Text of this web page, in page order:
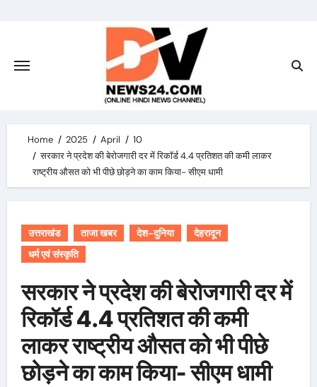
Home 2025 April
10
सरकार ने प्रदेश की बेरोजगारी दर में रिकॉर्ड 4.4 प्रतिशत की कमी लाकर
राष्ट्रीय औसत को भी पीछे छोड़ने का काम किया- सीएम धामी
उत्तराखंड ताजा खबर देश-दुनिया
देहरादून
धर्म एवं संस्कृति
सरकार ने प्रदेश की बेरोजगारी दर में
रिकॉर्ड 4.4 प्रतिशत की कमी
लाकर राष्ट्रीय औसत को भी पीछे
छोड़ने का काम किया- सीएम धामी